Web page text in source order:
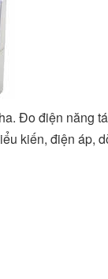
Đo điện năng
kiến, điện áp,